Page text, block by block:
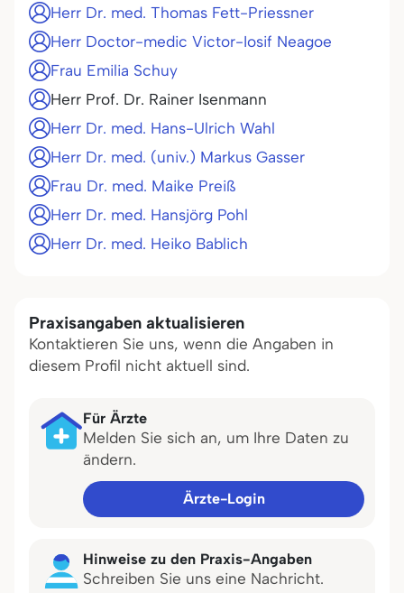
Herr Dr. med. Thomas Fett-Priessner
Herr Doctor-medic Victor-Iosif Neagoe
Frau Emilia Schuy
Herr Prof. Dr. Rainer Isenmann
Herr Dr. med. Hans-Ulrich Wahl
Herr Dr. med. (univ.) Markus Gasser
Frau Dr. med. Maike Preiß
Herr Dr. med. Hansjörg Pohl
Herr Dr. med. Heiko Bablich
Praxisangaben aktualisieren
Kontaktieren Sie uns, wenn die Angaben in
diesem Profil nicht aktuell sind.
Für Ärzte
Melden Sie sich an, um Ihre Daten zu
ändern.
Ärzte-Login
Hinweise zu den Praxis-Angaben
Schreiben Sie uns eine Nachricht.